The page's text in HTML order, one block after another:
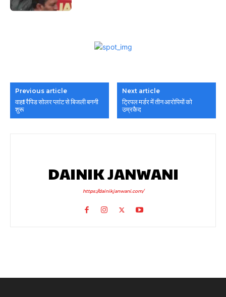
Previous article
वाह! रैपिड सोलर प्लांट से बिजली बननी
शुरू
Next article
ट्रिपल मर्डर में तीन आरोपियों को
उम्रकैद
DAINIK JANWANI
https://dainikjanwani.com/